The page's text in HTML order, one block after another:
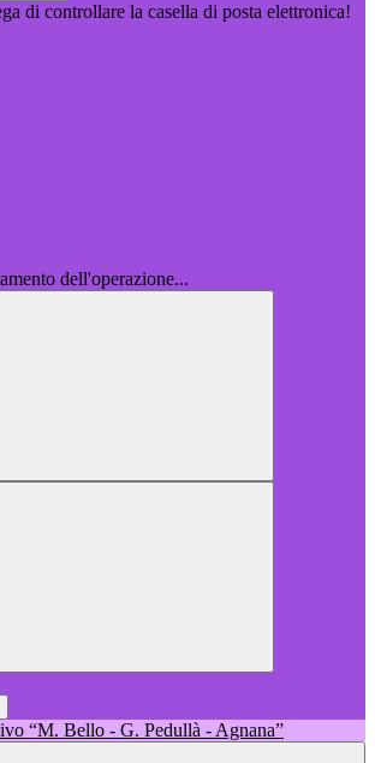
di controllare la casella di posta elettronica!
dell'operazione...